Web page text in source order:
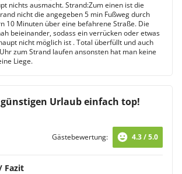
nichts ausmacht. Strand:Zum einen ist die
nicht die angegeben 5 min Fußweg durch
10 Minuten über eine befahrene Straße. Die
beieinander, sodass ein verrücken oder etwas
nicht möglich ist . Total überfüllt und auch
zum Strand laufen ansonsten hat man keine
Liege.
Urlaub einfach top!
Gästebewertung: 4.3 / 5.0
Fazit